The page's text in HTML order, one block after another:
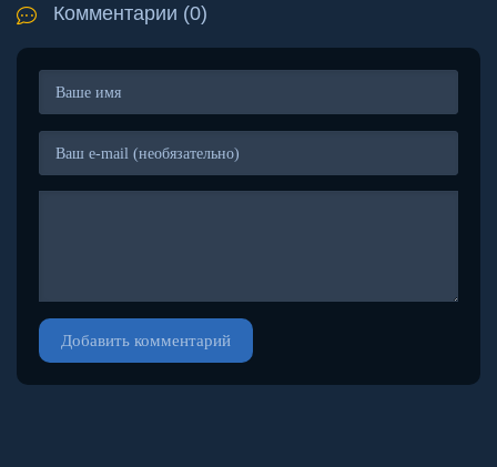
Комментарии (0)
Добавить комментарий